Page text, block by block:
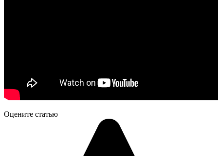
Оцените статью